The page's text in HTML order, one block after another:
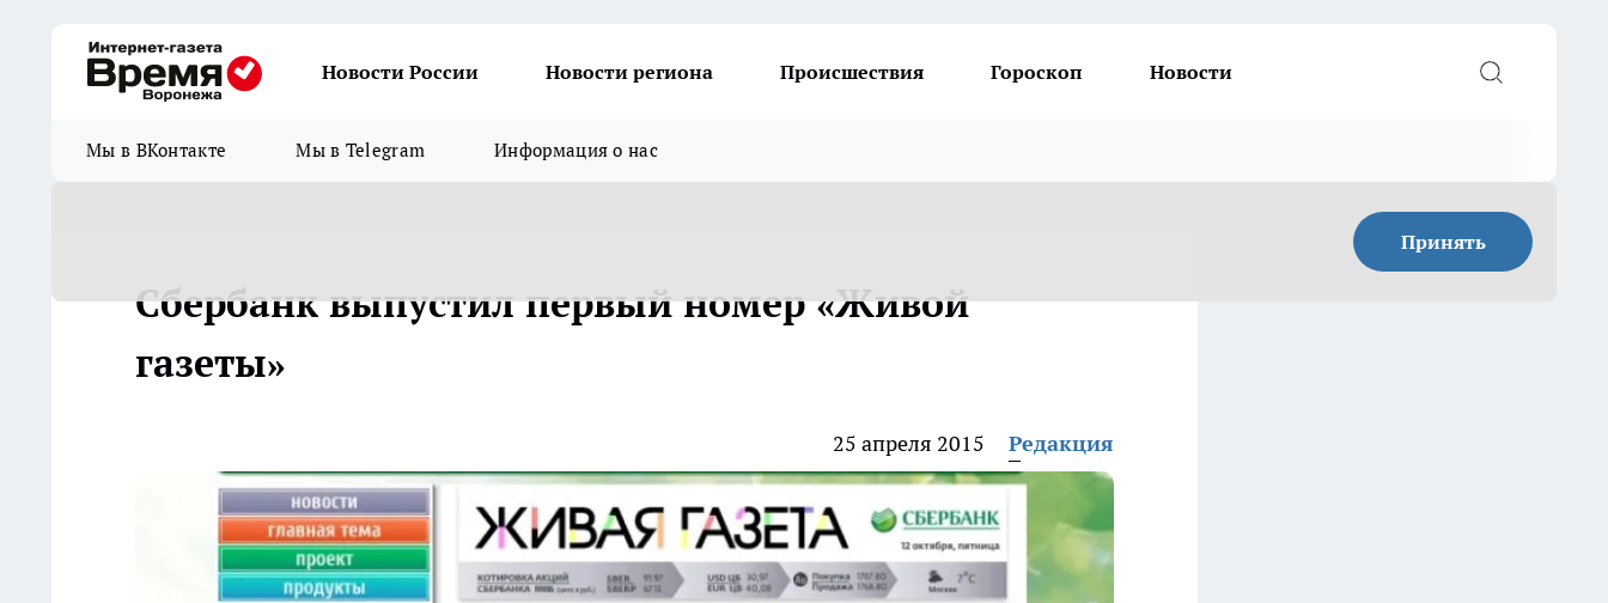
Новости России Новости региона Происшествия Гороскоп Новости
Мы в ВКонтакте Мы в Telegram Информация о нас
Принять
Сбербанк выпустил первый номер «Живой
газеты»
25 апреля 2015 Редакция